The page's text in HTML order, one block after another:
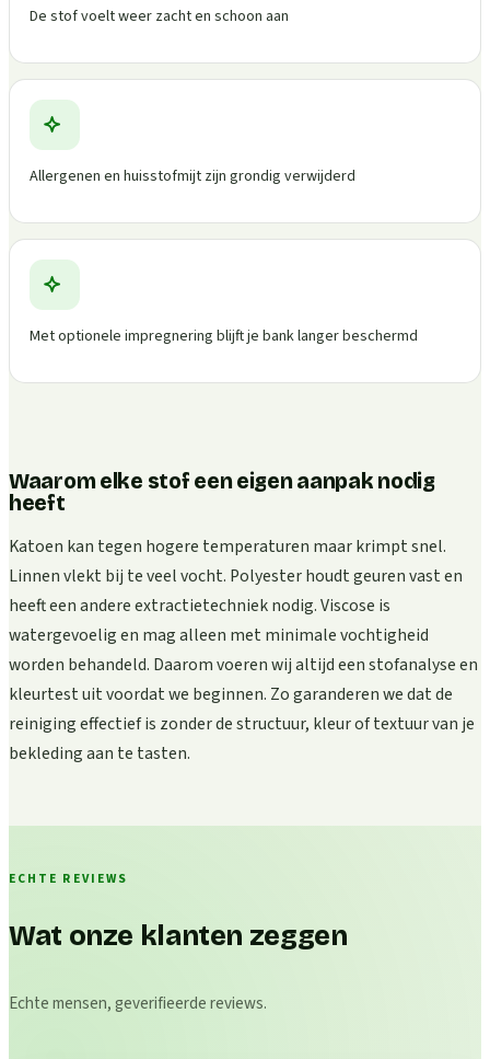
De stof voelt weer zacht en schoon aan
Allergenen en huisstofmijt zijn grondig verwijderd
Met optionele impregnering blijft je bank langer beschermd
Waarom elke stof een eigen aanpak nodig
heeft
Katoen kan tegen hogere temperaturen maar krimpt snel.
Linnen vlekt bij te veel vocht. Polyester houdt geuren vast en
heeft een andere extractietechniek nodig. Viscose is
watergevoelig en mag alleen met minimale vochtigheid
worden behandeld. Daarom voeren wij altijd een stofanalyse en
kleurtest uit voordat we beginnen. Zo garanderen we dat de
reiniging effectief is zonder de structuur, kleur of textuur van je
bekleding aan te tasten.
ECHTE REVIEWS
Wat onze klanten zeggen
Echte mensen, geverifieerde reviews.